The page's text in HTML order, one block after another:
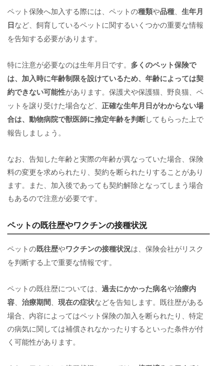
ペット保険へ加入する際には、ペットの種類や品種
生年月
日など、飼育しているペットに関するいくつかの重要な情報
を告知する必要があります。
特に注意が必要なのは生年月日です。 多くのペット保険で
は、加入時に年齢制限を設けているため、年齢によっては契
約できない可能性があります。保護犬や保護猫、野良猫、ペ
ットを譲り受けた場合など、 正確な生年月日がわからない場
合は、動物病院で獣医師に推定年齢を判断してもらった上で
報告しましょう。
なお、告知した年齢と実際の年齢が異なっていた場合、保険
料の変更を求められたり、契約を断られたりすることがあり
ます。また、加入後であっても契約解除となってしまう場合
もあるので注意が必要です。
ペットの既往歴やワクチンの接種状況
ペットの既往歴やワクチンの接種状況は、保険会社がリスク
を判断する上で重要な情報です。
ペットの既往歴については、 過去にかかった病名や治療内
容
治療期間 現在の症状などを告知します。既往歴がある
場合、内容によってはペット保険の加入を断られたり、特定
の病気に関しては補償されなかったりするといった条件が付
く可能性があります。